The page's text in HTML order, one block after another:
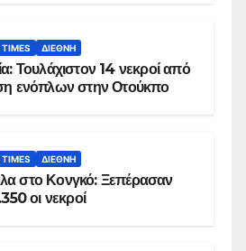
TIMES ΔΙΕΘΝΉ
Τουλάχιστον 14 νεκροί από
ενόπλων στην Οτούκπο
TIMES ΔΙΕΘΝΉ
στο Κονγκό: Ξεπέρασαν
οι νεκροί